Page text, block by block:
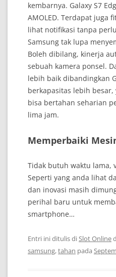
kembarnya. Galaxy S7
AMOLED. Terdapat juga
lihat notifikasi tanpa
Samsung tak lupa
Boleh dibilang, kinerja
sebuah kamera ponsel.
lebih baik dibandingkan
berkapasitas lebih
bisa bertahan seharian
lima jam.
Memperbaiki
Tidak butuh waktu lama,
Seperti yang anda lihat
dan inovasi masih
perihal baru untuk
smartphone…
Entri ini ditulis diSlot Online
samsung,tahan pada